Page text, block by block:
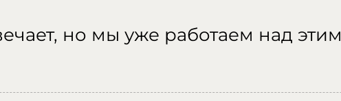
но мы уже работаем над этим